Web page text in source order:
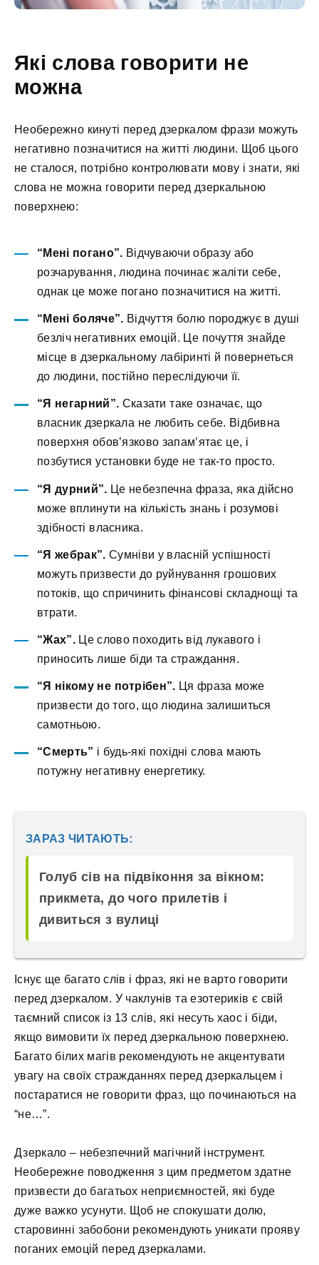
Які слова говорити не
можна
Необережно кинуті перед дзеркалом фрази можуть
негативно позначитися на житті людини. Щоб цього
не сталося, потрібно контролювати мову і знати, які
слова не можна говорити перед дзеркальною
поверхнею:
“Мені погано”. Відчуваючи образу або
розчарування, людина починає жаліти себе,
однак це може погано позначитися на житті.
“Мені боляче”. Відчуття болю породжує в душі
безліч негативних емоцій. Це почуття знайде
місце в дзеркальному лабіринті й повернеться
до людини, постійно переслідуючи її.
“Я негарний”. Сказати таке означає, що
власник дзеркала не любить себе. Відбивна
поверхня обов’язково запам’ятає це, і
позбутися установки буде не так-то просто.
“Я дурний”. Це небезпечна фраза, яка дійсно
може вплинути на кількість знань і розумові
здібності власника.
“Я жебрак”. Сумніви у власній успішності
можуть призвести до руйнування грошових
потоків, що спричинить фінансові складнощі та
втрати.
“Жах”.Це слово походить від лукавого і
приносить лише біди та страждання.
“Я нікому не потрібен”. Ця фраза може
призвести до того, що людина залишиться
самотньою.
“Смерть” і будь-які похідні слова мають
потужну негативну енергетику.
ЗАРАЗ ЧИТАЮТЬ:
Голуб сів на підвіконня за вікном:
прикмета, до чого прилетів і
дивиться з вулиці
Існує ще багато слів і фраз, які не варто говорити
перед дзеркалом. У чаклунів та езотериків є свій
таємний список із 13 слів, які несуть хаос і біди,
якщо вимовити їх перед дзеркальною поверхнею.
Багато білих магів рекомендують не акцентувати
увагу на своїх стражданнях перед дзеркальцем і
постаратися не говорити фраз, що починаються на
“не…”.
Дзеркало – небезпечний магічний інструмент.
Необережне поводження з цим предметом здатне
призвести до багатьох неприємностей, які буде
дуже важко усунути. Щоб не спокушати долю,
старовинні забобони рекомендують уникати прояву
поганих емоцій перед дзеркалами.